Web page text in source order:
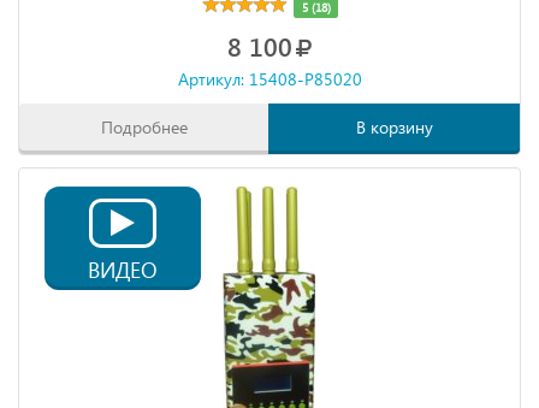
5 (18)
8 100
Артикул: 15408-P85020
Подробнее В корзину
ВИДЕО